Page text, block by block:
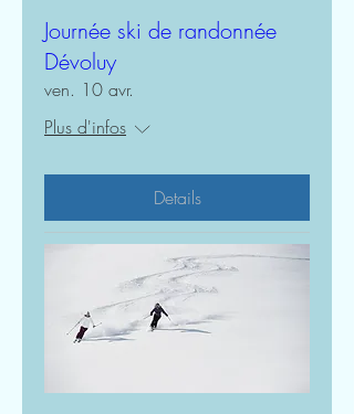
Journée ski de randonnée
Dévoluy
ven. 10 avr.
Plus d'infos
Details